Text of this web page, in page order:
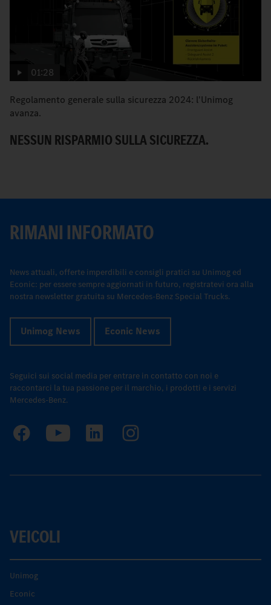
01:28
Regolamento generale sulla sicurezza 2024: l'Unimog
avanza.
NESSUN RISPARMIO SULLA SICUREZZA.
RIMANI INFORMATO
News attuali, offerte imperdibili e consigli pratici su Unimog ed
Econic: per essere sempre aggiornati in futuro, registratevi ora alla
nostra newsletter gratuita su Mercedes-Benz Special Trucks.
Unimog News Econic News
Seguici sui social media per entrare in contatto con noi e
raccontarci la tua passione per il marchio, i prodotti e i servizi
Mercedes-Benz.
VEICOLI
Unimog
Econic